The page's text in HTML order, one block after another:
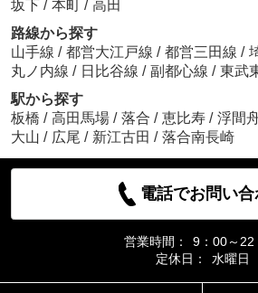
坂下 / 本町 / 高田
路線から探す
山手線 / 都営大江戸線 / 都営三田線 /
丸ノ内線 / 日比谷線 / 副都心線 / 東武
駅から探す
板橋 / 高田馬場 / 落合 / 恵比寿 / 浮間
大山 / 広尾 / 新江古田 / 落合南長崎
電話でお問い
営業時間：
9：00～22
定休日：
水曜日